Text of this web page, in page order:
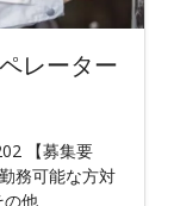
レーター
【募集要
務可能な方対
の他